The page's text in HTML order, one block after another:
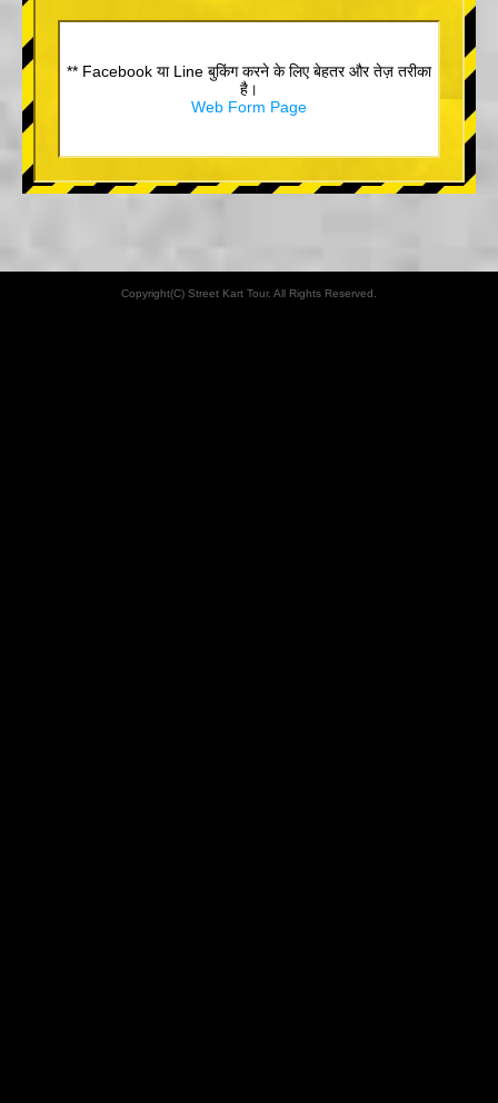
** Facebook या Line बुकिंग करने के लिए बेहतर और तेज़ तरीका
है।
Web Form Page
Copyright(C) Street Kart Tour. All Rights Reserved.